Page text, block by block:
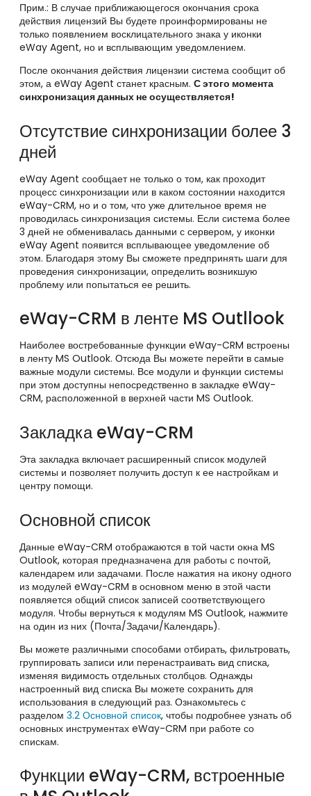
Прим.: В случае приближающегося окончания срока
действия лицензий Вы будете проинформированы не
только появлением восклицательного знака у иконки
eWay Agent, но и всплывающим уведомлением.
После окончания действия лицензии система сообщит об
этом, а eWay Agent станет красным. С этого момента
синхронизация данных не осуществляется!
Отсутствие синхронизации более 3
дней
eWay Agent сообщает не только о том, как проходит
процесс синхронизации или в каком состоянии находится
eWay-CRM, но и о том, что уже длительное время не
проводилась синхронизация системы. Если система более
3 дней не обменивалась данными с сервером, у иконки
eWay Agent появится всплывающее уведомление об
этом. Благодаря этому Вы сможете предпринять шаги для
проведения синхронизации, определить возникшую
проблему или попытаться ее решить.
eWay-CRM в ленте MS Outllook
Наиболее востребованные функции eWay-CRM встроены
в ленту MS Outlook. Отсюда Вы можете перейти в самые
важные модули системы. Все модули и функции системы
при этом доступны непосредственно в закладке eWay-
CRM, расположенной в верхней части MS Outlook.
Закладка eWay-CRM
Эта закладка включает расширенный список модулей
системы и позволяет получить доступ к ее настройкам и
центру помощи.
Основной список
Данные eWay-CRM отображаются в той части окна MS
Outlook, которая предназначена для работы с почтой,
календарем или задачами. После нажатия на икону одного
из модулей eWay-CRM в основном меню в этой части
появляется общий список записей соответствующего
модуля. Чтобы вернуться к модулям MS Outlook, нажмите
на один из них (Почта/Задачи/Календарь).
Вы можете различными способами отбирать, фильтровать,
группировать записи или перенастраивать вид списка,
изменяя видимость отдельных столбцов. Однажды
настроенный вид списка Вы можете сохранить для
использования в следующий раз. Ознакомьтесь с
разделом 3.2 Основной список, чтобы подробнее узнать об
основных инструментах eWay-CRM при работе со
спискам.
Функции eWay-CRM, встроенные